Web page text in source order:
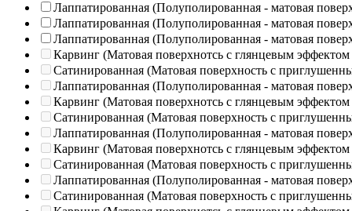
Лаппатированная (Полуполированная - матовая
Лаппатированная (Полуполированная - матовая
Лаппатированная (Полуполированная - матовая
Карвинг (Матовая поверхнотсь с глянцевым эффектом
Сатинированная (Матовая поверхность с
Лаппатированная (Полуполированная - матовая
Карвинг (Матовая поверхнотсь с глянцевым эффектом
Сатинированная (Матовая поверхность с
Лаппатированная (Полуполированная - матовая
Карвинг (Матовая поверхнотсь с глянцевым эффектом
Сатинированная (Матовая поверхность с
Лаппатированная (Полуполированная - матовая
Сатинированная (Матовая поверхность с